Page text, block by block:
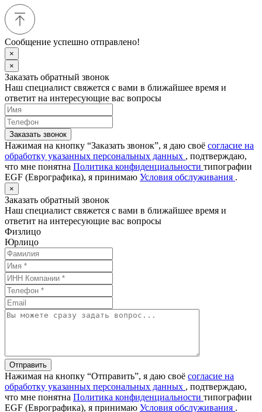
Сообщение успешно отправлено!
×
×
Заказать обратный звонок
Наш специалист свяжется с вами в ближайшее время и
ответит на интересующие вас вопросы
Заказать звонок
Нажимая на кнопку “Заказать звонок”, я даю своё согласие на
обработку указанных персональных данных , подтверждаю,
что мне понятна Политика конфиденциальности типографии
EGF (Еврографика), я принимаю Условия обслуживания .
×
Заказать обратный звонок
Наш специалист свяжется с вами в ближайшее время и
ответит на интересующие вас вопросы
Физлицо
Юрлицо
Отправить
Нажимая на кнопку “Отправить”, я даю своё согласие на
обработку указанных персональных данных , подтверждаю,
что мне понятна Политика конфиденциальности типографии
EGF (Еврографика), я принимаю Условия обслуживания .